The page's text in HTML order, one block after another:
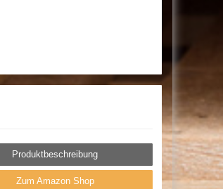
Produktbeschreibung
Zum Amazon Shop